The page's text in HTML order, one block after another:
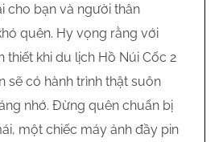
cho bạn và người thân
quên. Hy vọng rằng với
thiết khi du lịch Hồ Núi Cốc 2
sẽ có hành trình thật suôn
nhớ. Đừng quên chuẩn bị
một chiếc máy ảnh đầy pin